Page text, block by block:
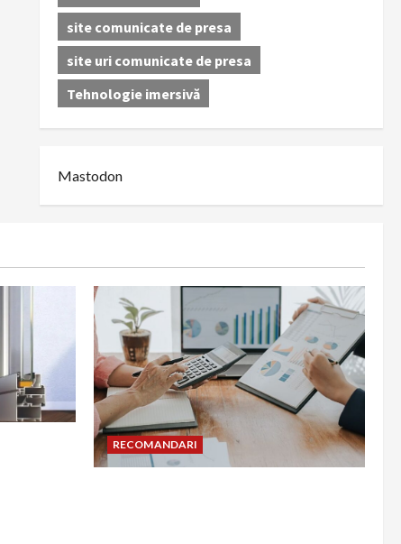
site comunicate de presa
site uri comunicate de presa
Tehnologie imersivă
Mastodon
RECOMANDARI